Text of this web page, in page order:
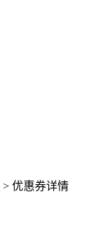
> 优惠券详情